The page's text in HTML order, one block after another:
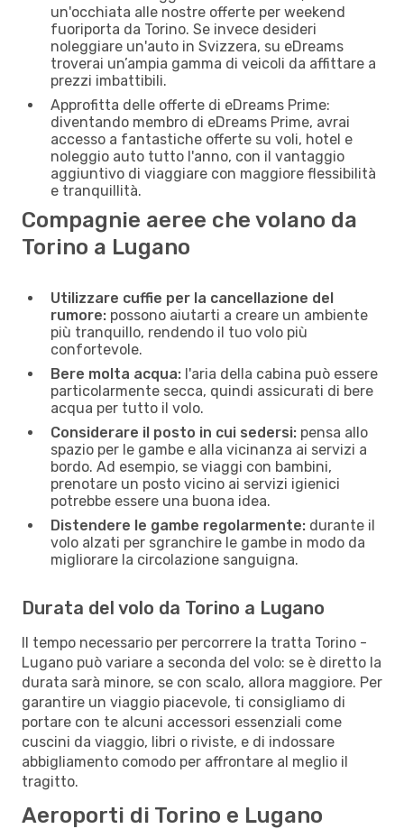
un'occhiata alle nostre offerte per weekend
fuoriporta da Torino. Se invece desideri
noleggiare un'auto in Svizzera, su eDreams
troverai un’ampia gamma di veicoli da affittare a
prezzi imbattibili.
Approfitta delle offerte di eDreams Prime:
diventando membro di eDreams Prime, avrai
accesso a fantastiche offerte su voli, hotel e
noleggio auto tutto l'anno, con il vantaggio
aggiuntivo di viaggiare con maggiore flessibilità
e tranquillità.
Compagnie aeree che volano da
Torino a Lugano
Utilizzare cuffie per la cancellazione del
rumore: possono aiutarti a creare un ambiente
più tranquillo, rendendo il tuo volo più
confortevole.
Bere molta acqua: l'aria della cabina può essere
particolarmente secca, quindi assicurati di bere
acqua per tutto il volo.
Considerare il posto in cui sedersi: pensa allo
spazio per le gambe e alla vicinanza ai servizi a
bordo. Ad esempio, se viaggi con bambini,
prenotare un posto vicino ai servizi igienici
potrebbe essere una buona idea.
Distendere le gambe regolarmente: durante il
volo alzati per sgranchire le gambe in modo da
migliorare la circolazione sanguigna.
Durata del volo da Torino a Lugano
Il tempo necessario per percorrere la tratta Torino -
Lugano può variare a seconda del volo: se è diretto la
durata sarà minore, se con scalo, allora maggiore. Per
garantire un viaggio piacevole, ti consigliamo di
portare con te alcuni accessori essenziali come
cuscini da viaggio, libri o riviste, e di indossare
abbigliamento comodo per affrontare al meglio il
tragitto.
Aeroporti di Torino e Lugano